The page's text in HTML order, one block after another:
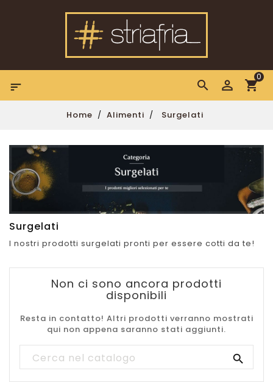
0

Home Alimenti Surgelati
Surgelati
I nostri prodotti surgelati pronti per essere cotti da te!
Non ci sono ancora prodotti
disponibili
Resta in contatto! Altri prodotti verranno mostrati
qui non appena saranno stati aggiunti.
